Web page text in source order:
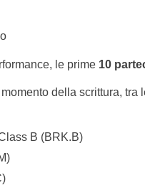
le prime10
della scrittura, tra
B (BRK.B)